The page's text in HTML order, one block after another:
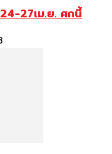
27เม.ย. ศกนี้